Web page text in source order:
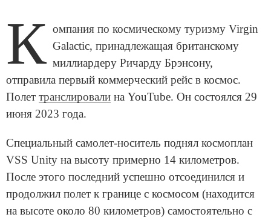
К омпания по космическому туризму Virgin
Galactic, принадлежащая британскому
миллиардеру Ричарду Брэнсону,
отправила первый коммерческий рейс в космос.
Полет транслировали на YouTube. Он состоялся 29
июня 2023 года.
Специальный самолет-носитель поднял космоплан
VSS Unity на высоту примерно 14 километров.
После этого последний успешно отсоединился и
продолжил полет к границе с космосом (находится
на высоте около 80 километров) самостоятельно с